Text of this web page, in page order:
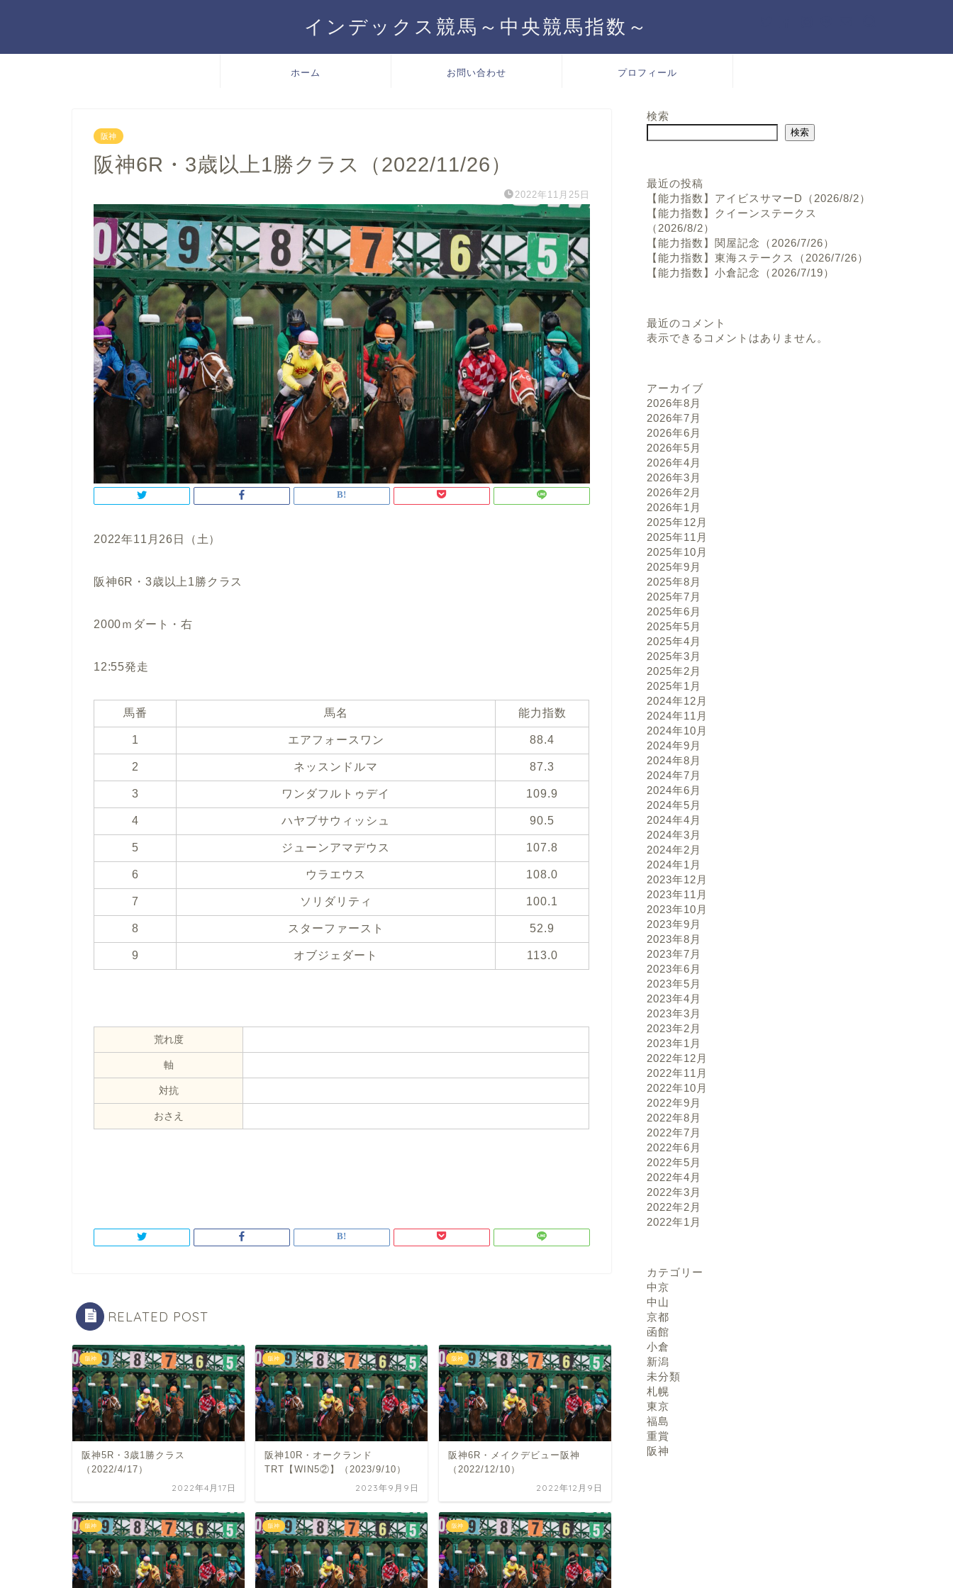
インデックス競馬～中央競馬指数～
ホーム お問い合わせ プロフィール
阪神
阪神6R・3歳以上1勝クラス（2022/11/26）
2022年11月25日
2022年11月26日（土）
阪神6R・3歳以上1勝クラス
2000ｍダート・右
12:55発走
馬番 馬名 能力指数
1 エアフォースワン 88.4
2 ネッスンドルマ 87.3
3 ワンダフルトゥデイ 109.9
4 ハヤブサウィッシュ 90.5
5 ジューンアマデウス 107.8
6 ウラエウス 108.0
7 ソリダリティ 100.1
8 スターファースト 52.9
9 オブジェダート 113.0
荒れ度
軸
対抗
おさえ
RELATED POST
阪神
阪神5R・3歳1勝クラス
（2022/4/17）
2022年4月17日
阪神
阪神10R・オークランド
TRT【WIN5②】（2023/9/10）
2023年9月9日
阪神
阪神6R・メイクデビュー阪神
（2022/12/10）
2022年12月9日
阪神 阪神 阪神
検索
検索
最近の投稿
【能力指数】アイビスサマーD（2026/8/2）
【能力指数】クイーンステークス
（2026/8/2）
【能力指数】関屋記念（2026/7/26）
【能力指数】東海ステークス（2026/7/26）
【能力指数】小倉記念（2026/7/19）
最近のコメント
表示できるコメントはありません。
アーカイブ
2026年8月
2026年7月
2026年6月
2026年5月
2026年4月
2026年3月
2026年2月
2026年1月
2025年12月
2025年11月
2025年10月
2025年9月
2025年8月
2025年7月
2025年6月
2025年5月
2025年4月
2025年3月
2025年2月
2025年1月
2024年12月
2024年11月
2024年10月
2024年9月
2024年8月
2024年7月
2024年6月
2024年5月
2024年4月
2024年3月
2024年2月
2024年1月
2023年12月
2023年11月
2023年10月
2023年9月
2023年8月
2023年7月
2023年6月
2023年5月
2023年4月
2023年3月
2023年2月
2023年1月
2022年12月
2022年11月
2022年10月
2022年9月
2022年8月
2022年7月
2022年6月
2022年5月
2022年4月
2022年3月
2022年2月
2022年1月
カテゴリー
中京
中山
京都
函館
小倉
新潟
未分類
札幌
東京
福島
重賞
阪神